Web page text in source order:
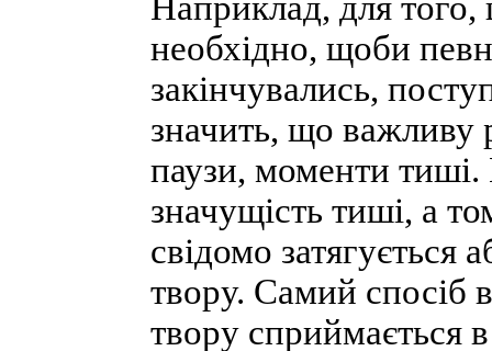
необхідно, щоби
закінчувались,
значить, що важливу
паузи, моменти
значущість тиші, а
свідомо затягується
твору. Самий спосіб
твору сприймається